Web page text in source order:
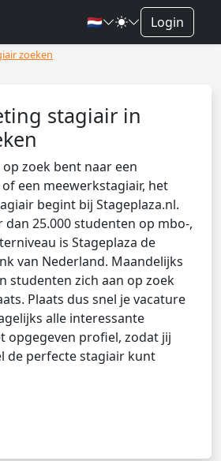
🇳🇱 Login
zoeken
stagiair in
zoek bent naar een
een meewerkstagiair, het
begint bij Stageplaza.nl.
25.000 studenten op mbo-,
is Stageplaza de
van Nederland. Maandelijks
studenten zich aan op zoek
Plaats dus snel je vacature
alle interessante
opgegeven profiel, zodat jij
de perfecte stagiair kunt